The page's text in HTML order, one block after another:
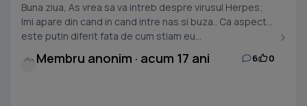
Buna ziua, As vrea sa va intreb despre virusul Herpes;
Imi apare din cand in cand intre nas si buza.. Ca aspect
este putin diferit fata de cum stiam eu...
Membru anonim · acum 17 ani 6 0